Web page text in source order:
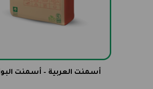
أسمنت العربية – أسمنت